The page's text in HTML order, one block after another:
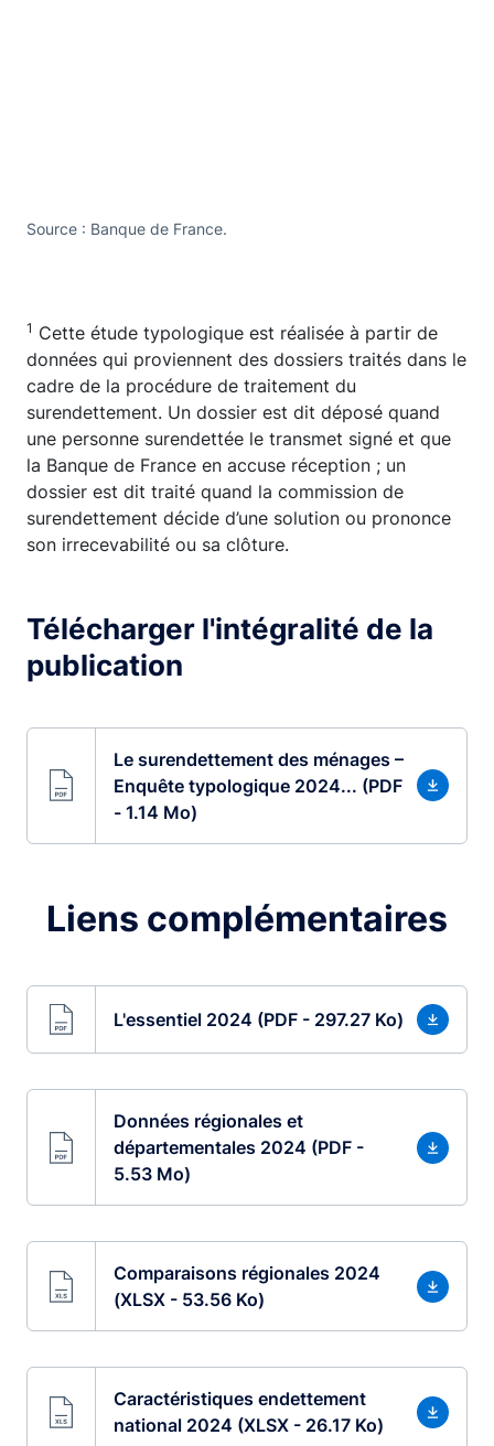
Source : Banque de France.
1 Cette étude typologique est réalisée à partir de
données qui proviennent des dossiers traités dans le
cadre de la procédure de traitement du
surendettement. Un dossier est dit déposé quand
une personne surendettée le transmet signé et que
la Banque de France en accuse réception ; un
dossier est dit traité quand la commission de
surendettement décide d’une solution ou prononce
son irrecevabilité ou sa clôture.
Télécharger l'intégralité de la
publication
Le surendettement des ménages –
Enquête typologique 2024... (PDF
- 1.14 Mo)
Liens complémentaires
L'essentiel 2024 (PDF - 297.27 Ko)
Données régionales et
départementales 2024 (PDF -
5.53 Mo)
Comparaisons régionales 2024
(XLSX - 53.56 Ko)
Caractéristiques endettement
national 2024 (XLSX - 26.17 Ko)